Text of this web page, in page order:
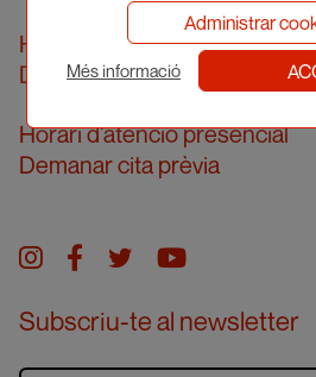
Horari d’atenció telefònica
De dilluns a divendres de 10
Horari d’atenció presencial
Demanar cita prèvia
Instagram
facebook
twitteryoutube
Subscriu-te al newsletter
Administrar
Més informació